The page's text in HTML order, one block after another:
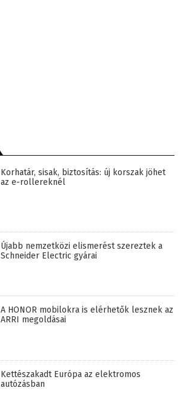
Korhatár, sisak, biztosítás: új korszak jöhet
az e-rollereknél
Újabb nemzetközi elismerést szereztek a
Schneider Electric gyárai
A HONOR mobilokra is elérhetők lesznek az
ARRI megoldásai
Kettészakadt Európa az elektromos
autózásban